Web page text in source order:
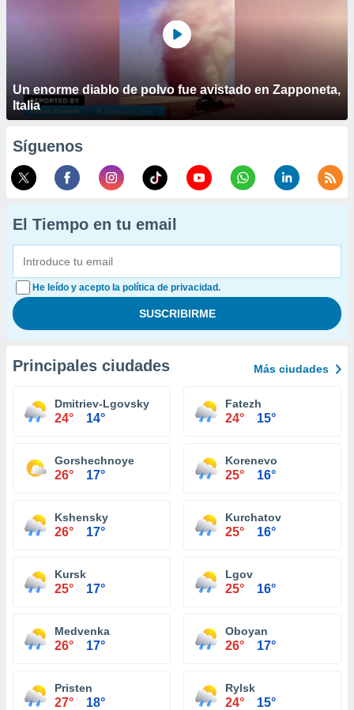
Un enorme diablo de polvo fue avistado en Zapponeta,
Italia
Síguenos
El Tiempo en tu email
He leído y acepto la política de privacidad.
Principales ciudades Más ciudades
Dmitriev-Lgovsky
24° 14°
Fatezh
24° 15°
Gorshechnoye
26° 17°
Korenevo
25° 16°
Kshensky
26° 17°
Kurchatov
25° 16°
Kursk
25° 17°
Lgov
25° 16°
Medvenka
26° 17°
Oboyan
26° 17°
Pristen
27° 18°
Rylsk
24° 15°